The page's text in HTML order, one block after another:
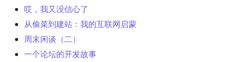
哎，我又没信心了
从偷菜到建站：我的互联网启蒙
周末闲谈（二）
一个论坛的开发故事